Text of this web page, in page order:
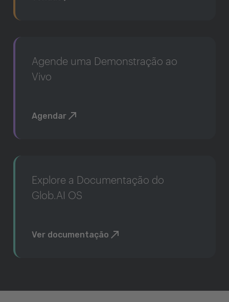
Agende uma Demonstração ao
Vivo
Agendar
Explore a Documentação do
Glob.AI OS
Ver documentação